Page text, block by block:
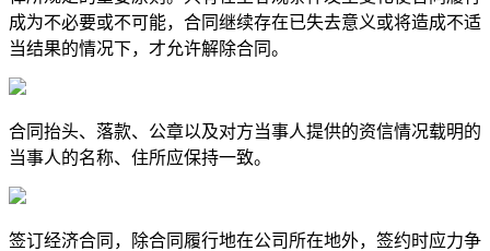
成为不必要或不可能，合同继续存在已失去意义或将造成不适
当结果的情况下，才允许解除合同。
合同抬头、落款、公章以及对方当事人提供的资信情况载明的
当事人的名称、住所应保持一致。
签订经济合同，除合同履行地在公司所在地外，签约时应力争